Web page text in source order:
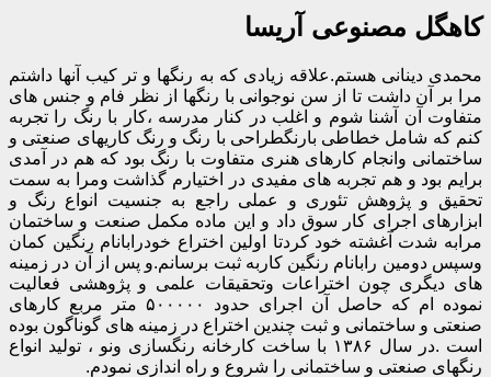
کاهگل مصنوعی آریسا
محمدی دینانی هستم.علاقه زیادی که به رنگها و تر کیب آنها داشتم
مرا بر آن داشت تا از سن نوجوانی با رنگها از نظر فام و جنس های
متفاوت آن آشنا شوم و اغلب در کنار مدرسه ،کار با رنگ را تجربه
کنم که شامل خطاطی بارنگطراحی با رنگ و رنگ کاریهای صنعتی و
ساختمانی وانجام کارهای هنری متفاوت با رنگ بود که هم در آمدی
برایم بود و هم تجربه های مفیدی در اختیارم گذاشت ومرا به سمت
تحقیق و پژوهش تئوری و عملی راجع به جنسیت انواع رنگ و
ابزارهای اجرای کار سوق داد و این ماده مکمل صنعت و ساختمان
مرابه شدت آغشته خود کردتا اولین اختراع خودرابانام رنگین کمان
وسپس دومین رابانام رنگین کاربه ثبت برسانم.و پس از آن در زمینه
های دیگری چون اختراعات وتحقیقات علمی و پژوهشی فعالیت
نموده ام که حاصل آن اجرای حدود ۵۰۰۰۰۰ متر مربع کارهای
صنعتی و ساختمانی و ثبت چندین اختراع در زمینه های گوناگون بوده
است .در سال ۱۳۸۶ با ساخت کارخانه رنگسازی ونو ، تولید انواع
رنگهای صنعتی و ساختمانی را شروع و راه اندازی نمودم.